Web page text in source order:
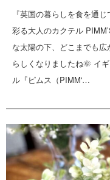
『英国の暮らしを食を通
彩る大人のカクテル
な太陽の下、どこまでも
らしくなりましたね🌞 イ
ル『ピムス（PIMM'…